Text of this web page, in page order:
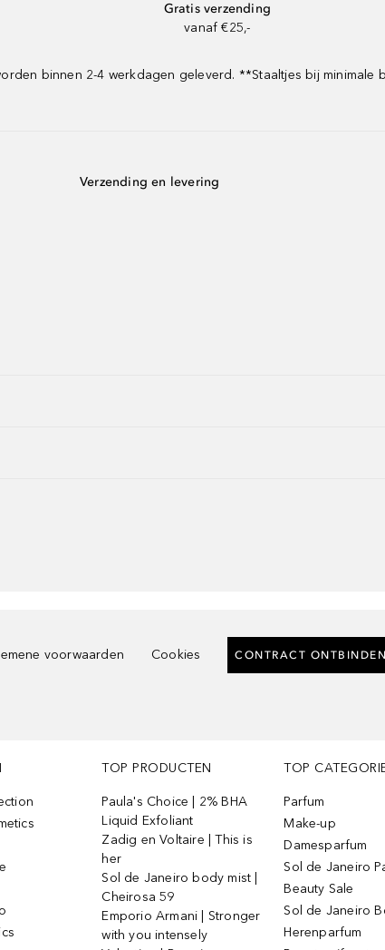
Gratis verzending
vanaf €25,-
binnen 2-4 werkdagen geleverd. **Staaltjes bij
Verzending en levering
voorwaarden Cookies CONTRACT ONTBINDEN
TOP PRODUCTEN
Paula's Choice | 2% BHA
Liquid Exfoliant
Zadig en Voltaire | This is
her
Sol de Janeiro body mist |
Cheirosa 59
Emporio Armani | Stronger
with you intensely
TOP
Parfum
Make-up
Damesparfum
Sol de Janeiro
Beauty Sale
Sol de Janeiro
Herenparfum